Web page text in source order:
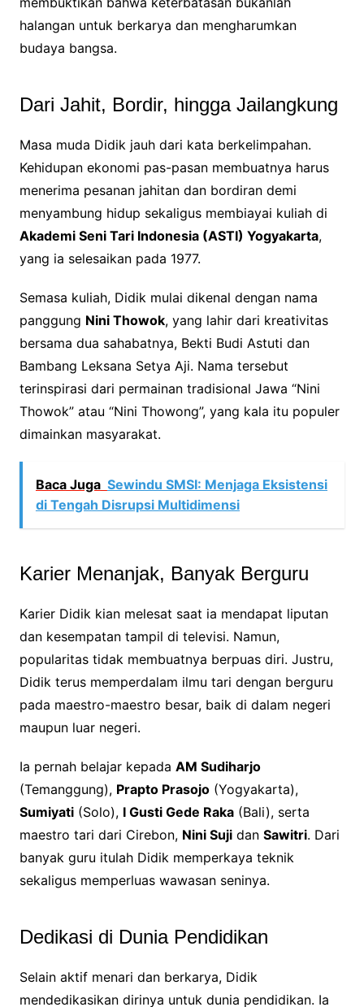
halangan untuk berkarya dan mengharumkan
budaya bangsa.
Dari Jahit, Bordir, hingga Jailangkung
Masa muda Didik jauh dari kata berkelimpahan.
Kehidupan ekonomi pas-pasan membuatnya harus
menerima pesanan jahitan dan bordiran demi
menyambung hidup sekaligus membiayai kuliah di
Akademi Seni Tari Indonesia (ASTI) Yogyakarta,
yang ia selesaikan pada 1977.
Semasa kuliah, Didik mulai dikenal dengan nama
panggung Nini Thowok, yang lahir dari kreativitas
bersama dua sahabatnya, Bekti Budi Astuti dan
Bambang Leksana Setya Aji. Nama tersebut
terinspirasi dari permainan tradisional Jawa “Nini
Thowok” atau “Nini Thowong”, yang kala itu populer
dimainkan masyarakat.
Baca Juga Sewindu SMSI: Menjaga Eksistensi
di Tengah Disrupsi Multidimensi
Karier Menanjak, Banyak Berguru
Karier Didik kian melesat saat ia mendapat liputan
dan kesempatan tampil di televisi. Namun,
popularitas tidak membuatnya berpuas diri. Justru,
Didik terus memperdalam ilmu tari dengan berguru
pada maestro-maestro besar, baik di dalam negeri
maupun luar negeri.
Ia pernah belajar kepada AM Sudiharjo
(Temanggung), Prapto Prasojo(Yogyakarta),
Sumiyati(Solo), I Gusti Gede Raka(Bali), serta
maestro tari dari Cirebon, Nini Sujidan Sawitri. Dari
banyak guru itulah Didik memperkaya teknik
sekaligus memperluas wawasan seninya.
Dedikasi di Dunia Pendidikan
Selain aktif menari dan berkarya, Didik
mendedikasikan dirinya untuk dunia pendidikan. Ia